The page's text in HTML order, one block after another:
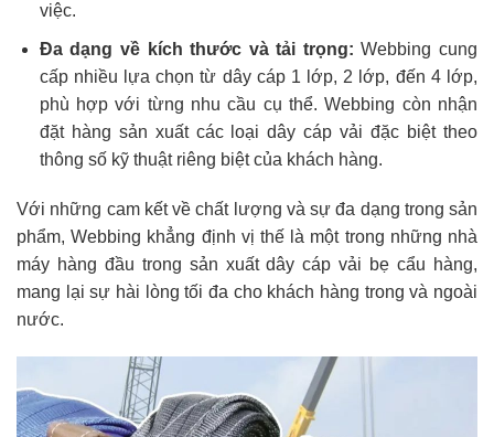
việc.
Đa dạng về kích thước và tải trọng: Webbing cung
cấp nhiều lựa chọn từ dây cáp 1 lớp, 2 lớp, đến 4 lớp,
phù hợp với từng nhu cầu cụ thể. Webbing còn nhận
đặt hàng sản xuất các loại dây cáp vải đặc biệt theo
thông số kỹ thuật riêng biệt của khách hàng.
Với những cam kết về chất lượng và sự đa dạng trong sản
phẩm, Webbing khẳng định vị thế là một trong những nhà
máy hàng đầu trong sản xuất dây cáp vải bẹ cẩu hàng,
mang lại sự hài lòng tối đa cho khách hàng trong và ngoài
nước.